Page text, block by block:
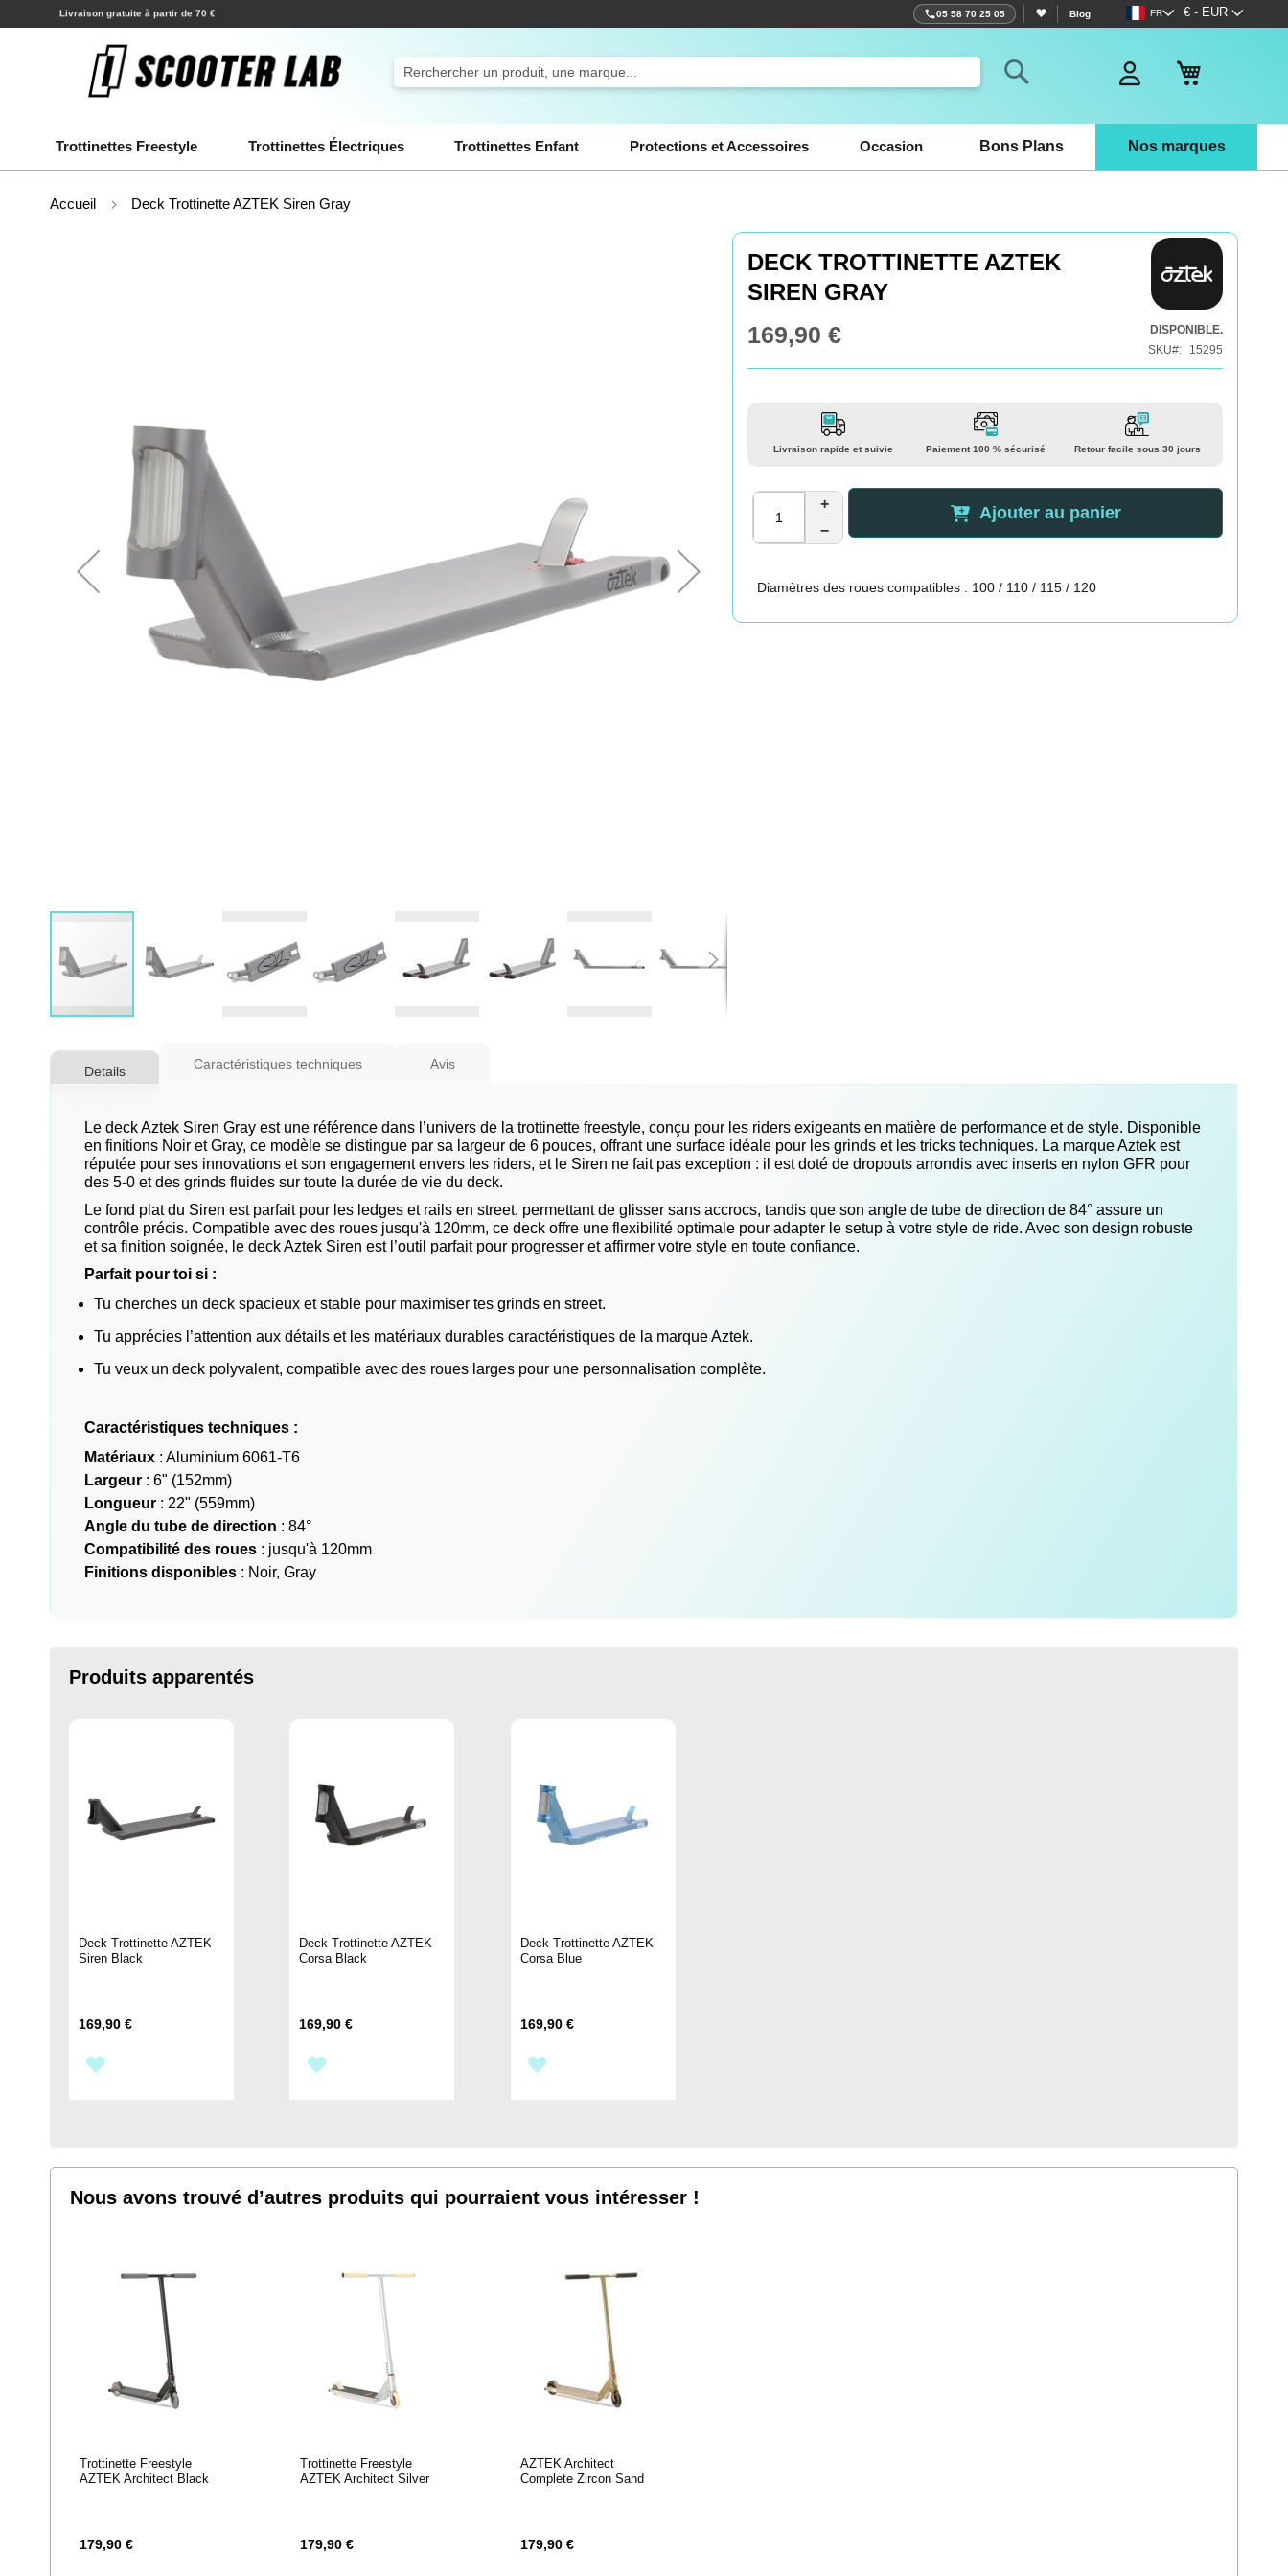
Allez
au
contenu
Devise
€ - EUR
Langue
FR
Expéditions en quelques heures ! 05 58 70 25 05 Blog
Rechercher
Trottinettes Freestyle Trottinettes Électriques Trottinettes Enfant Protections et Accessoires Occasion Bons Plans Nos marques
Accueil Deck Trottinette AZTEK Siren Gray
to
images
gallery
DECK TROTTINETTE AZTEK
SIREN GRAY
169,90 €
DISPONIBLE.
SKU
15295
Livraison rapide et suivie Paiement 100 % sécurisé Retour facile sous 30 jours
+
−
Ajouter au panier
Diamètres des roues compatibles : 100 / 110 / 115 / 120
Details
Le deck Aztek Siren Gray est une référence dans l’univers de la trottinette freestyle, conçu pour les riders exigeants en matière de performance et de style. Disponible
en finitions Noir et Gray, ce modèle se distingue par sa largeur de 6 pouces, offrant une surface idéale pour les grinds et les tricks techniques. La marque Aztek est
réputée pour ses innovations et son engagement envers les riders, et le Siren ne fait pas exception : il est doté de dropouts arrondis avec inserts en nylon GFR pour
des 5-0 et des grinds fluides sur toute la durée de vie du deck.
Le fond plat du Siren est parfait pour les ledges et rails en street, permettant de glisser sans accrocs, tandis que son angle de tube de direction de 84° assure un
contrôle précis. Compatible avec des roues jusqu'à 120mm, ce deck offre une flexibilité optimale pour adapter le setup à votre style de ride. Avec son design robuste
et sa finition soignée, le deck Aztek Siren est l’outil parfait pour progresser et affirmer votre style en toute confiance.
Parfait pour toi si :
Tu cherches un deck spacieux et stable pour maximiser tes grinds en street.
Tu apprécies l’attention aux détails et les matériaux durables caractéristiques de la marque Aztek.
Tu veux un deck polyvalent, compatible avec des roues larges pour une personnalisation complète.
Caractéristiques techniques :
Matériaux : Aluminium 6061-T6
Largeur : 6" (152mm)
Longueur : 22" (559mm)
Angle du tube de direction : 84°
Compatibilité des roues : jusqu'à 120mm
Finitions disponibles : Noir, Gray
Caractéristiques techniques Avis
Produits apparentés
Deck Trottinette AZTEK
Siren Black
169,90 €
D’ENVIE
Deck Trottinette AZTEK
Corsa Black
169,90 €
D’ENVIE
Deck Trottinette AZTEK
Corsa Blue
169,90 €
D’ENVIE
Nous avons trouvé d’autres produits qui pourraient vous intéresser !
Trottinette Freestyle
AZTEK Architect Black
179,90 €
Trottinette Freestyle
AZTEK Architect Silver
179,90 €
AZTEK Architect
Complete Zircon Sand
179,90 €